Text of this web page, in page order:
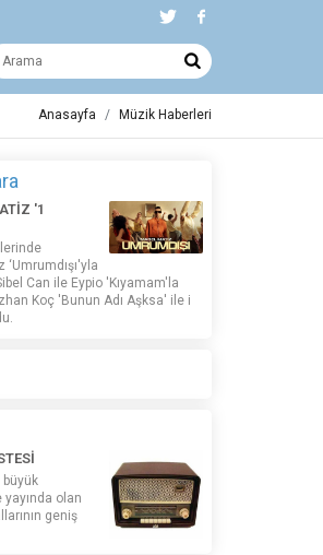
Anasayfa Müzik Haberleri
'1
‘Umrumdışı'yla
Can ile Eypio 'Kıyamam'la
Koç 'Bunun Adı Aşksa' ile i
büyük
yayında olan
geniş